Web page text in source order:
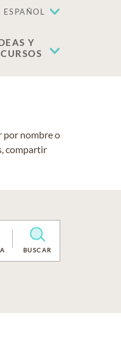
ESPAÑOL
Y
por nombre o
compartir
BUSCAR